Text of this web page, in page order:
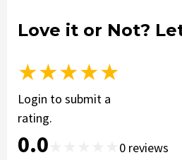
Love it or Not?
★★★★★
Login to submit a
rating.
0.0 0 reviews